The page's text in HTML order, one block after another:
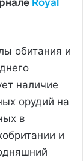
обитания и
наличие
орудий на
в
и